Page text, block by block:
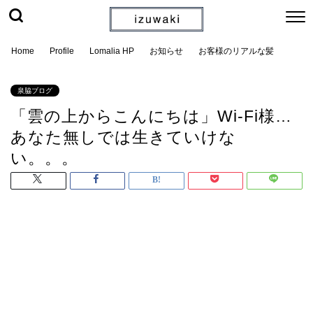
Home Profile Lomalia HP お知らせ お客様のリアルな髪
泉脇ブログ
「雲の上からこんにちは」Wi-Fi様…
あなた無しでは生きていけな
い。。。